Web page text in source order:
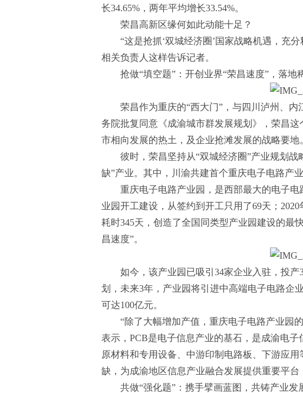
长34.65%，两年平均增长33.54%。
荣昌高新区缘何如此动能十足？
“这是抢抓‘双城经济圈’国家战略机遇，充
相关负责人这样告诉记者。
抢做“填空题”：开创业界“荣昌速度”，落地
荣昌作为重庆的“西大门”，与四川泸州、
务院批复同意《成渝城市群发展规划》，荣昌
市相向发展的热土，及企业抢滩发展的战略要地
彼时，荣昌坚持从“双城经济圈”产业规划
缺”产业。其中，川渝共建首个重庆电子电路产
重庆电子电路产业园，是西部最大的电子
业园开工建设，从签约到开工只用了69天；
耗时345天，创造了全国同类型产业园建设的最
昌速度”。
如今，该产业园已吸引34家企业入驻，投
划，未来3年，产业园将引进中高端电子电路企
可达100亿元。
“除了大幅增加产值，重庆电子电路产业园
表示，PCB是电子信息产业的基石，是成渝电
原材料和专用设备、中游印制电路板、下游应
缺，为成渝地区信息产业融合发展提供重要平台
共做“强化题”：携手擘画蓝图，共铸产业发